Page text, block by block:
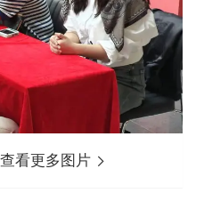
看更多图片